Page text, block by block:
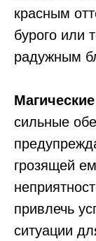
красным
бурого или
радужным
сильные
грозящей
привлечь
ситуации